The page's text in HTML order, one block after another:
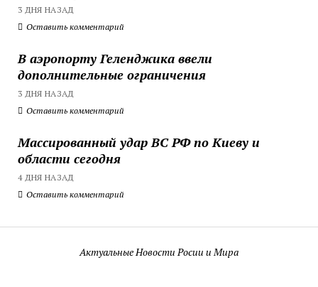
3 ДНЯ НАЗАД
Оставить комментарий
В аэропорту Геленджика ввели
дополнительные ограничения
3 ДНЯ НАЗАД
Оставить комментарий
Массированный удар ВС РФ по Киеву и
области сегодня
4 ДНЯ НАЗАД
Оставить комментарий
Актуальные Новости Росии и Мира